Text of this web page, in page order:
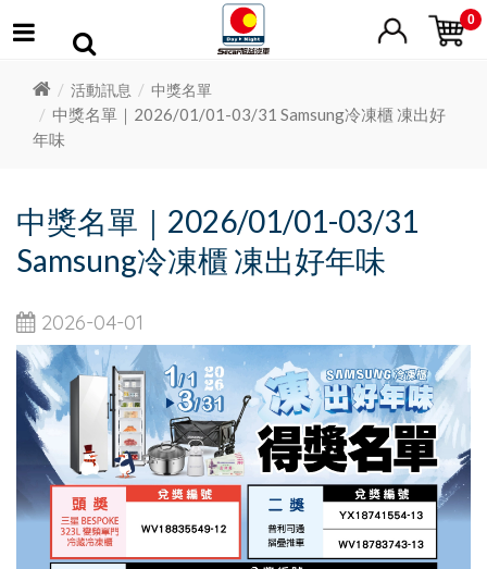
0
活動訊息 中獎名單
中獎名單｜2026/01/01-03/31 Samsung冷凍櫃 凍出好
年味
中獎名單｜2026/01/01-03/31
Samsung冷凍櫃 凍出好年味
2026-04-01